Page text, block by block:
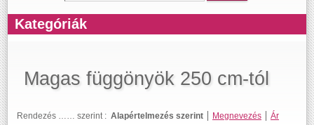
Kategóriák
Magas függönyök 250 cm-tól
Rendezés …… szerint : Alapértelmezés szerint Megnevezés Ár